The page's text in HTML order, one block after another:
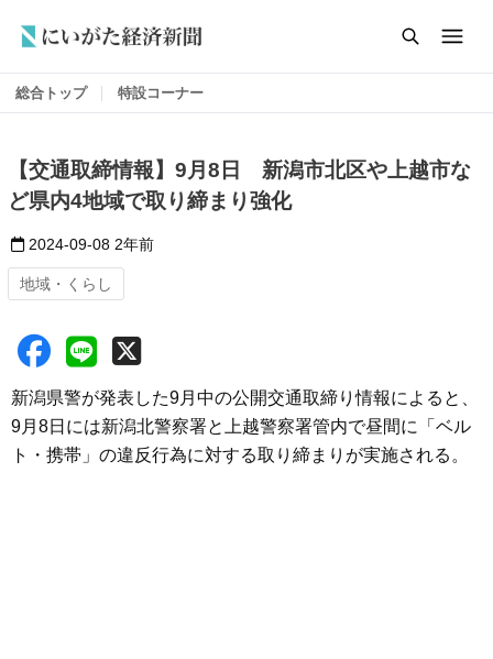
総合トップ 特設コーナー
【交通取締情報】9月8日 新潟市北区や上越市な
ど県内4地域で取り締まり強化
2024-09-08 2年前
地域・くらし
新潟県警が発表した9月中の公開交通取締り情報によると、
9月8日には新潟北警察署と上越警察署管内で昼間に「ベル
ト・携帯」の違反行為に対する取り締まりが実施される。